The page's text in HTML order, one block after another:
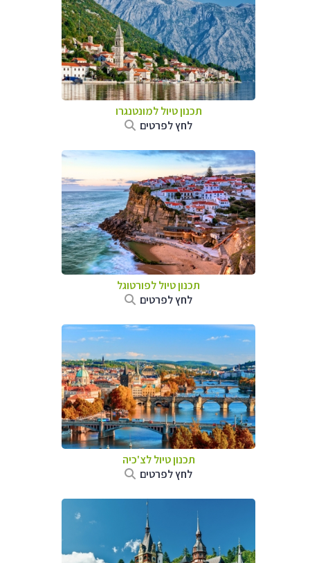
תכנון טיול למונטנגרו
לחץ לפרטים
תכנון טיול לפורטוגל
לחץ לפרטים
תכנון טיול לצ'כיה
לחץ לפרטים